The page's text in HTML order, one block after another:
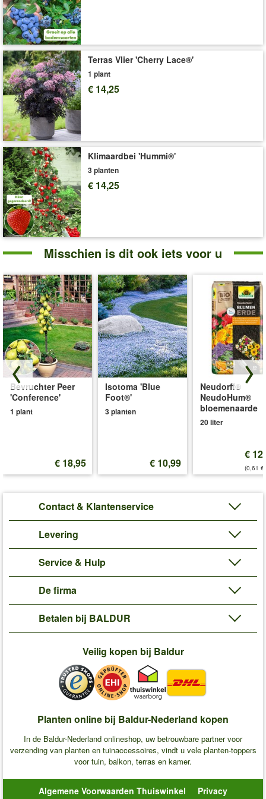
organische meststof voor fruit, bijvoorbeeld
meststof voor groente & fruit
Art.nr.:4790
Levering omvat:9x9 cm-pot, ca. 50-70 cm hoog
'Appel'
Plant- en Verzorgingstips
Terras Vlier 'Cherry Lace®'
1 plant
€ 14,25
Klimaardbei 'Hummi®'
3 planten
€ 14,25
Misschien is dit ook iets voor u
Bevruchter Peer
'Conference'
1 plant
€ 18,95
Isotoma 'Blue
Foot®'
3 planten
€ 10,99
Neudorff®
NeudoHum®
bloemenaarde
20 liter
€
(0,61
Contact & Klantenservice
Levering
Service & Hulp
De firma
Betalen bij BALDUR
Veilig kopen bij Baldur
Planten online bij Baldur-Nederland kopen
In de Baldur-Nederland onlineshop, uw betrouwbare partner voor
verzending van planten en tuinaccessoires, vindt u vele planten-toppers
voor tuin, balkon, terras en kamer.
Algemene Voorwaarden Thuiswinkel Privacy